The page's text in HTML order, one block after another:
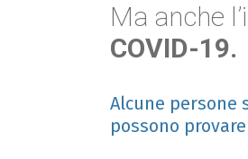
Ma anche
COVID-19.
Alcune persone
possono